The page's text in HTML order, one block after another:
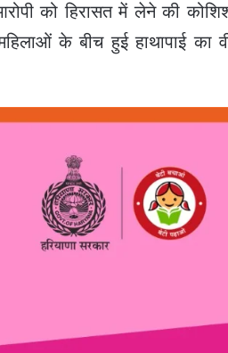
को हिरासत में लेने की
के बीच हुई हाथापाई का